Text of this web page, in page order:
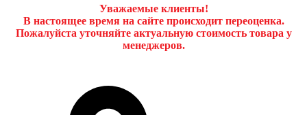
Уважаемые клиенты!
В настоящее время на сайте происходит переоценка.
Пожалуйста уточняйте актуальную стоимость товара у
менеджеров.